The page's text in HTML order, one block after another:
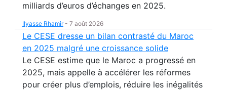
milliards d’euros d’échanges en 2025.
Ilyasse Rhamir- 7 août 2026
Le CESE dresse un bilan contrasté du Maroc
en 2025 malgré une croissance solide
Le CESE estime que le Maroc a progressé en
2025, mais appelle à accélérer les réformes
pour créer plus d’emplois, réduire les inégalités